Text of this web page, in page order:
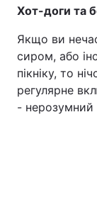
Хот-доги та
Якщо ви
сиром, або
пікніку, то
регулярне
- нерозумний